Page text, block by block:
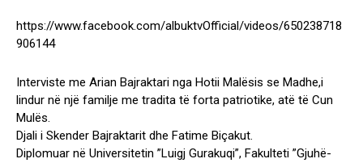
https://www.facebook.com/albuktvOfficial/videos/650238718
906144
Interviste me Arian Bajraktari nga Hotii Malësis se Madhe,i
lindur në një familje me tradita të forta patriotike, atë të Cun
Mulës.
Djali i Skender Bajraktarit dhe Fatime Biçakut.
Diplomuar në Universitetin ”Luigj Gurakuqi”, Fakulteti ”Gjuhë-